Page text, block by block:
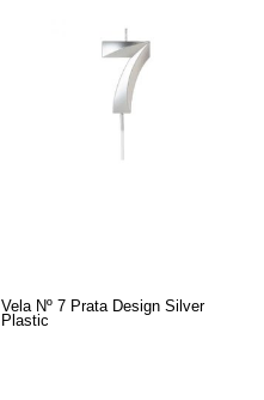
Vela Nº 7 Prata Design Silver
Plastic